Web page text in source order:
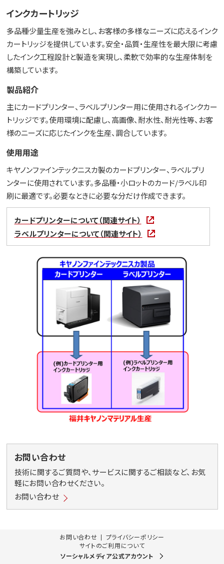
インクカートリッジ
多品種少量生産を強みとし、お客様の多様なニーズに応えるインク
カートリッジを提供しています。安全・品質・生産性を最大限に考慮
したインク工程設計と製造を実現し、柔軟で効率的な生産体制を
構築しています。
製品紹介
主にカードプリンター、ラベルプリンター用に使用されるインクカー
トリッジです。使用環境に配慮し、高画像、耐水性、耐光性等、お客
様のニーズに応じたインクを生産、調合しています。
使用用途
キヤノンファインテックニスカ製のカードプリンター、ラベルプリ
ンターに使用されています。多品種・小ロットのカード/ラベル印
刷に最適です。必要なときに必要な分だけ作成できます。
カードプリンターについて（関連サイト）
ラベルプリンターについて（関連サイト）
お問い合わせ
技術に関するご質問や、サービスに関するご相談など、お気
軽にお問い合わせください。
お問い合わせ
お問い合わせ
プライバシーポリシー
サイトのご利用について
ソーシャルメディア公式アカウント